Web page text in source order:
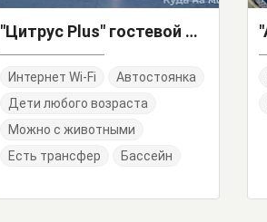
"Цитрус Plus" гостевой дом
Интернет Wi-Fi
Автостоянка
Дети любого возраста
Можно с животными
Есть трансфер
Бассейн